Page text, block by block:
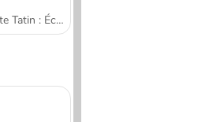
Tarte Tatin : École de cuisine de Sara